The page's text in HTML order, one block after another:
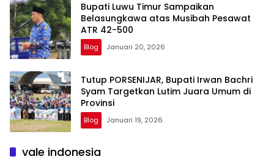
Bupati Luwu Timur Sampaikan
Belasungkawa atas Musibah Pesawat
ATR 42-500
Blog Januari 20, 2026
Tutup PORSENIJAR, Bupati Irwan Bachri
Syam Targetkan Lutim Juara Umum di
Provinsi
Blog Januari 19, 2026
vale indonesia